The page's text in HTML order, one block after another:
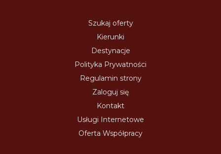
Szukaj oferty
Kierunki
Destynacje
Polityka Prywatności
Regulamin strony
Zaloguj się
Kontakt
Usługi Internetowe
Oferta Współpracy